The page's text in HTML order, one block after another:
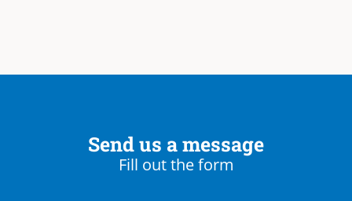
Send us a message
Fill out the form